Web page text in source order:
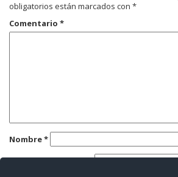
obligatorios están marcados con *
Comentario *
Nombre*
Correo electrónico*